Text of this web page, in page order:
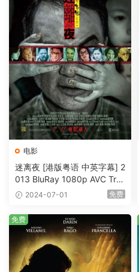
电影
迷离夜 [港版粤语 中英字幕] 2
013 BluRay 1080p AVC Tru
eHD5.1 [BDISO 22.64GB]
2024-07-01 免费
免费